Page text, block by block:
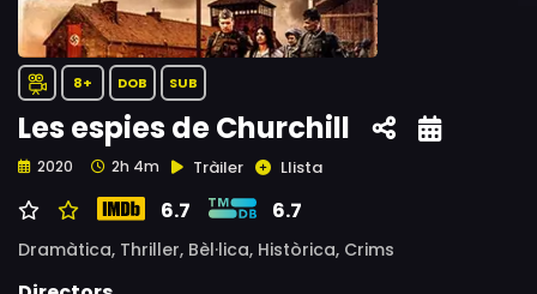
8+ DOB SUB
Les espies de Churchill
2020 2h 4m Tràiler Llista
6.7 6.7
Dramàtica, Thriller, Bèl·lica, Històrica, Crims